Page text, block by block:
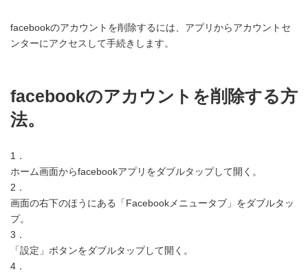
新
日
時
facebookのアカウントを削除するには、アプリからアカウントセ
ンターにアクセスして手続きします。
facebookのアカウントを削除する方
法。
1．
ホーム画面からfacebookアプリをダブルタップして開く。
2．
画面の右下のほうにある「Facebookメニュータブ」をダブルタッ
プ。
3．
「設定」ボタンをダブルタップして開く。
4．